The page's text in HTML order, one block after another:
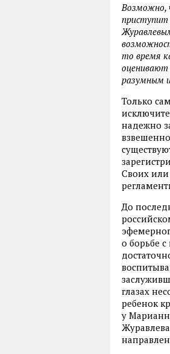
Возможно,
приступит
то время
оценивают
разумным
Только
надежно
Своих или
До
о борьбе
глазах
ребенок
у